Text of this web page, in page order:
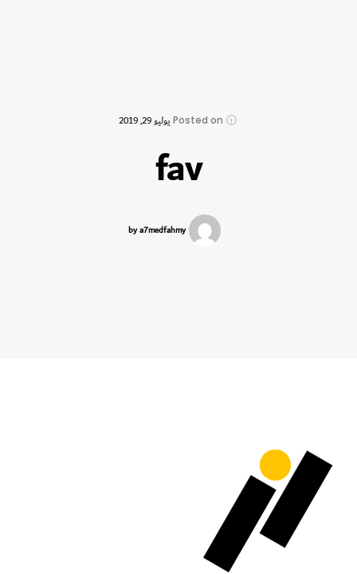
يوليو 29, 2019
fav
by a7medfahmy